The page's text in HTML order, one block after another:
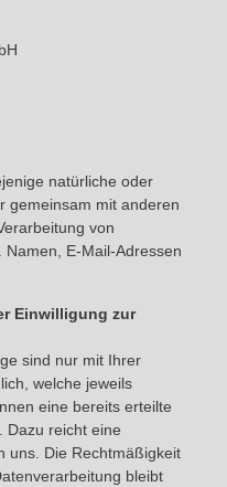
natürliche oder
gemeinsam mit anderen
von
E-Mail-Adressen
Einwilligung zur
sind nur mit Ihrer
welche jeweils
eine bereits erteilte
Dazu reicht eine
uns. Die Rechtmäßigkeit
bleibt